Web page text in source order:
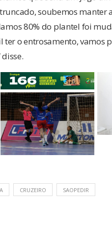
soubemos manter
80% do plantel foi
ter o entrosamento,
CRUZEIRO SAOPEDIR